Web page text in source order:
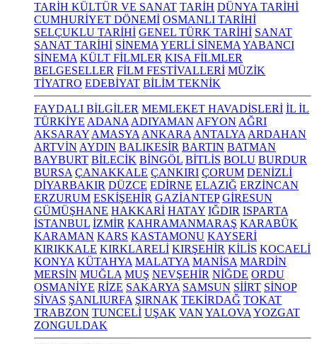
TARİH KÜLTÜR VE SANAT TARİH DÜNYA TARİHİ
CUMHURİYET DÖNEMİ OSMANLI TARİHİ
SELÇUKLU TARİHİ GENEL TÜRK TARİHİ SANAT
SANAT TARİHİ SİNEMA YERLİ SİNEMA YABANCI
SİNEMA KÜLT FİLMLER KISA FİLMLER
BELGESELLER FİLM FESTİVALLERİ MÜZİK
TİYATRO EDEBİYAT BİLİM TEKNİK
FAYDALI BİLGİLER MEMLEKET HAVADİSLERİ İL İL
TÜRKİYE ADANA ADIYAMAN AFYON AĞRI
AKSARAY AMASYA ANKARA ANTALYA ARDAHAN
ARTVİN AYDIN BALIKESİR BARTIN BATMAN
BAYBURT BİLECİK BİNGÖL BİTLİS BOLU BURDUR
BURSA ÇANAKKALE ÇANKIRI ÇORUM DENİZLİ
DİYARBAKIR DÜZCE EDİRNE ELAZIĞ ERZİNCAN
ERZURUM ESKİŞEHİR GAZİANTEP GİRESUN
GÜMÜŞHANE HAKKARİ HATAY IĞDIR ISPARTA
İSTANBUL İZMİR KAHRAMANMARAŞ KARABÜK
KARAMAN KARS KASTAMONU KAYSERİ
KIRIKKALE KIRKLARELİ KIRŞEHİR KİLİS KOCAELİ
KONYA KÜTAHYA MALATYA MANİSA MARDİN
MERSİN MUĞLA MUŞ NEVŞEHİR NİĞDE ORDU
OSMANİYE RİZE SAKARYA SAMSUN SİİRT SİNOP
SİVAS ŞANLIURFA ŞIRNAK TEKİRDAĞ TOKAT
TRABZON TUNCELİ UŞAK VAN YALOVA YOZGAT
ZONGULDAK